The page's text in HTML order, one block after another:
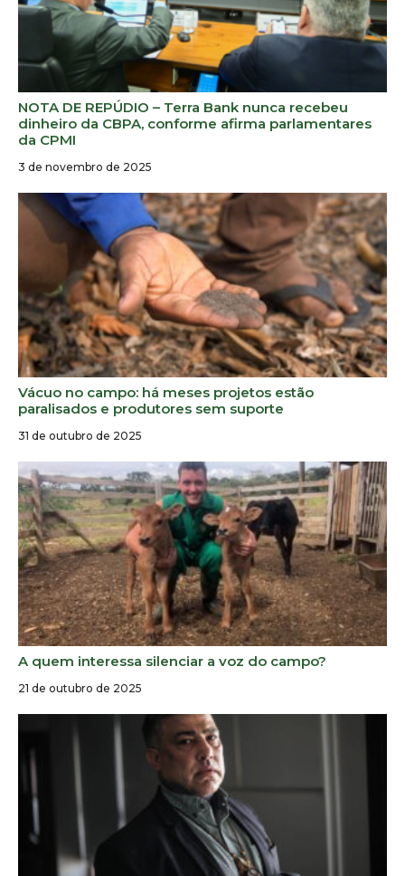
NOTA DE REPÚDIO – Terra Bank nunca recebeu
dinheiro da CBPA, conforme afirma parlamentares
da CPMI
3 de novembro de 2025
Vácuo no campo: há meses projetos estão
paralisados e produtores sem suporte
31 de outubro de 2025
A quem interessa silenciar a voz do campo?
21 de outubro de 2025